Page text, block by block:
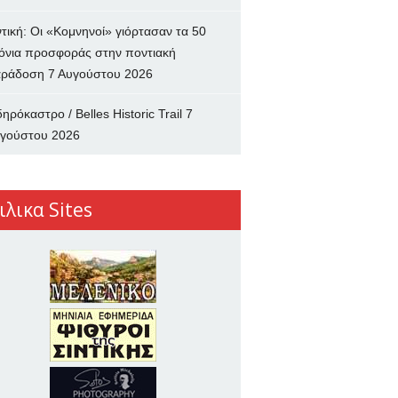
Οι «Κομνηνοί» γιόρτασαν τα 50
προσφοράς στην ποντιακή
7 Αυγούστου 2026
/ Belles Historic Trail 7
2026
Sites